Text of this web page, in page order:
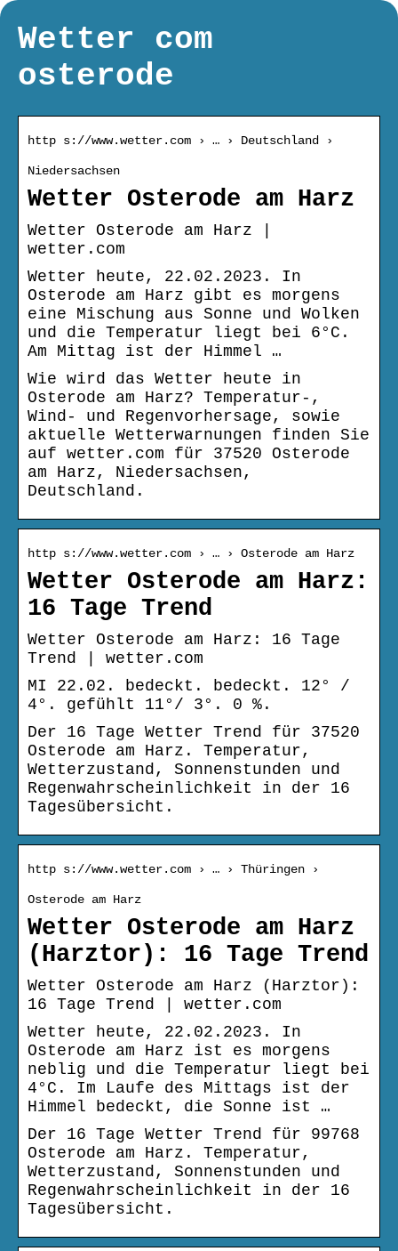
Wetter com
osterode
http s://www.wetter.com › … › Deutschland ›
Niedersachsen
Wetter Osterode am Harz
Wetter Osterode am Harz |
wetter.com
Wetter heute, 22.02.2023. In
Osterode am Harz gibt es morgens
eine Mischung aus Sonne und Wolken
und die Temperatur liegt bei 6°C.
Am Mittag ist der Himmel …
Wie wird das Wetter heute in
Osterode am Harz? Temperatur-,
Wind- und Regenvorhersage, sowie
aktuelle Wetterwarnungen finden Sie
auf wetter.com für 37520 Osterode
am Harz, Niedersachsen,
Deutschland.
http s://www.wetter.com › … › Osterode am Harz
Wetter Osterode am Harz:
16 Tage Trend
Wetter Osterode am Harz: 16 Tage
Trend | wetter.com
MI 22.02. bedeckt. bedeckt. 12° /
4°. gefühlt 11°/ 3°. 0 %.
Der 16 Tage Wetter Trend für 37520
Osterode am Harz. Temperatur,
Wetterzustand, Sonnenstunden und
Regenwahrscheinlichkeit in der 16
Tagesübersicht.
http s://www.wetter.com › … › Thüringen ›
Osterode am Harz
Wetter Osterode am Harz
(Harztor): 16 Tage Trend
Wetter Osterode am Harz (Harztor):
16 Tage Trend | wetter.com
Wetter heute, 22.02.2023. In
Osterode am Harz ist es morgens
neblig und die Temperatur liegt bei
4°C. Im Laufe des Mittags ist der
Himmel bedeckt, die Sonne ist …
Der 16 Tage Wetter Trend für 99768
Osterode am Harz. Temperatur,
Wetterzustand, Sonnenstunden und
Regenwahrscheinlichkeit in der 16
Tagesübersicht.